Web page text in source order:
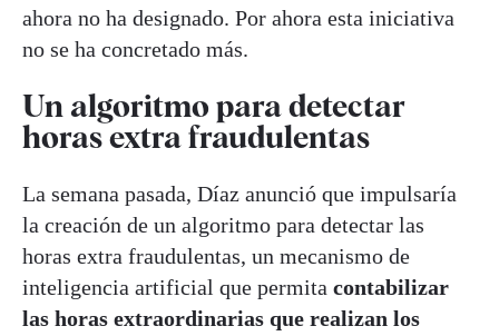
ahora no ha designado. Por ahora esta iniciativa
no se ha concretado más.
Un algoritmo para detectar
horas extra fraudulentas
La semana pasada, Díaz anunció que impulsaría
la creación de un algoritmo para detectar las
horas extra fraudulentas, un mecanismo de
inteligencia artificial que permita contabilizar
las horas extraordinarias que realizan los